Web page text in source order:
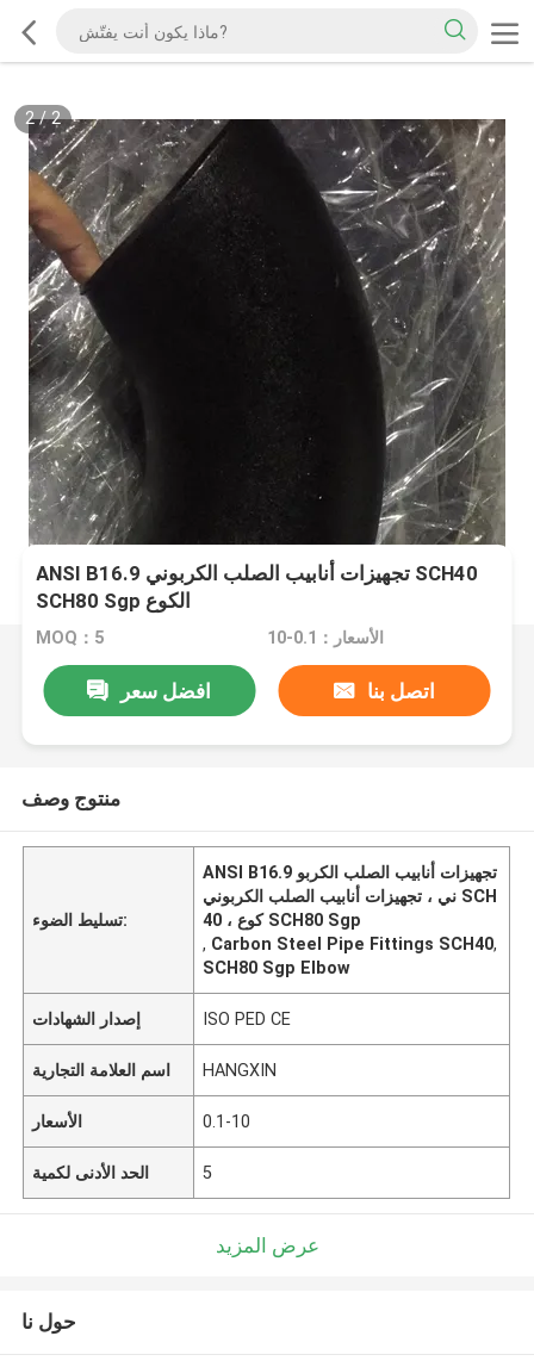
2/2
ANSI B16.9 تجهيزات أنابيب الصلب الكربوني SCH40
SCH80 Sgp الكوع
MOQ：5 الأسعار：0.1-10
افضل سعر اتصل بنا
منتوج وصف
تسليط الضوء:
ANSI B16.9 تجهيزات أنابيب الصلب الكربو
ني ، تجهيزات أنابيب الصلب الكربوني SCH
40 ، كوع SCH80 Sgp
, Carbon Steel Pipe Fittings SCH40,
SCH80 Sgp Elbow
إصدار الشهادات ISO PED CE
اسم العلامة التجارية HANGXIN
الأسعار 0.1-10
الحد الأدنى لكمية 5
عرض المزيد
حول نا